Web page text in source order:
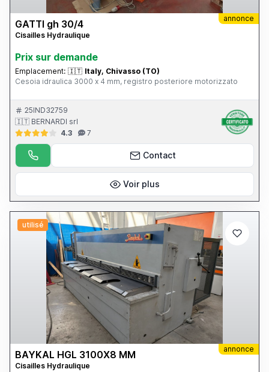
annonce
GATTI gh 30/4
Cisailles Hydraulique
Prix ​​sur demande
Emplacement: 🇮🇹 Italy, Chivasso (TO)
Cesoia idraulica 3000 x 4 mm, registro posteriore motorizzato
25IND32759
🇮🇹 BERNARDI srl
4.3
7
Contact
Voir plus
utilisé
annonce
BAYKAL HGL 3100X8 MM
Cisailles Hydraulique